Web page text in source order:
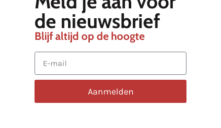
de nieuwsbrief
Blijf altijd op de hoogte
Aanmelden